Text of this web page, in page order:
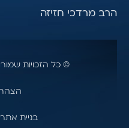
הרב מרדכי חזיזה
© כל הזכויות
בניית